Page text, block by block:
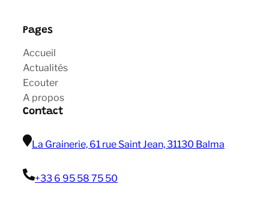
Pages
Accueil
Actualités
Ecouter
A propos
Contact
La Grainerie, 61 rue Saint Jean, 31130 Balma
+33 6 95 58 75 50